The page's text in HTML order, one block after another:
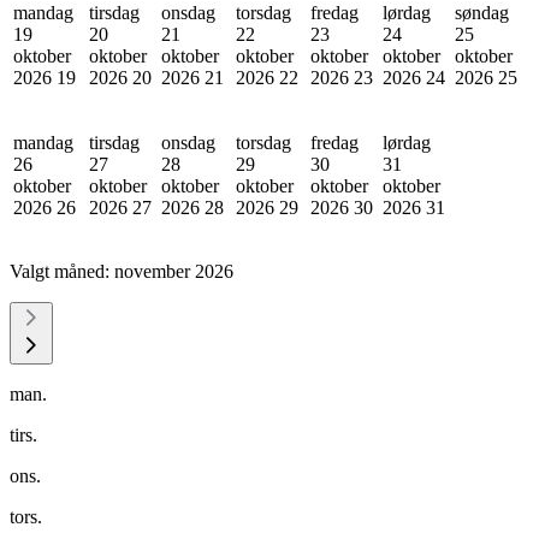
mandag
19
oktober
2026 19
tirsdag
20
oktober
2026 20
onsdag
21
oktober
2026 21
torsdag
22
oktober
2026 22
fredag
23
oktober
2026 23
lørdag
24
oktober
2026 24
søndag
25
oktober
2026 25
mandag
26
oktober
2026 26
tirsdag
27
oktober
2026 27
onsdag
28
oktober
2026 28
torsdag
29
oktober
2026 29
fredag
30
oktober
2026 30
lørdag
31
oktober
2026 31
Valgt måned: november 2026
man.
tirs.
ons.
tors.